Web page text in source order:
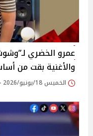
عمرو الخضري
والأغنية بقت من
الخميس 18/يونيو/2026 - 06:27 م